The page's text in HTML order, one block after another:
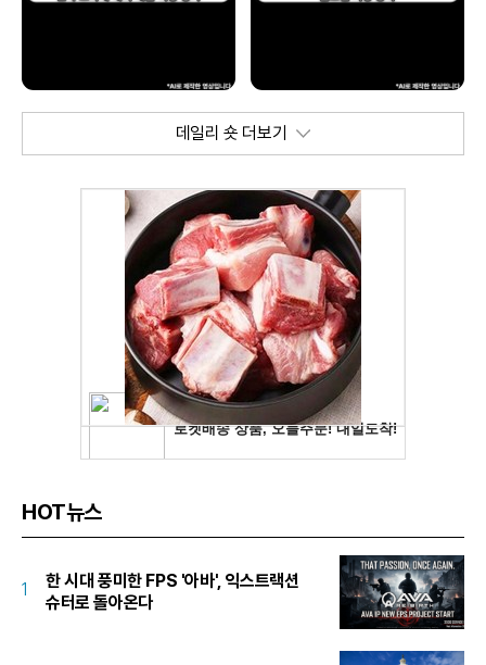
데일리 숏 더보기
HOT뉴스
1
한 시대 풍미한 FPS '아바', 익스트랙션
슈터로 돌아온다